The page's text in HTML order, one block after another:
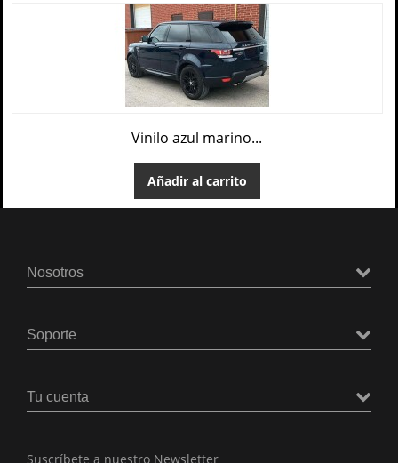
Vinilo azul marino...
Añadir al carrito
Nosotros
Soporte
Tu cuenta
Suscríbete a nuestro Newsletter